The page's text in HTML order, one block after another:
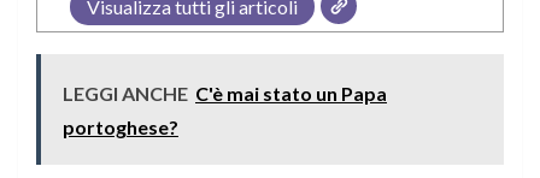
Visualizza tutti gli articoli
LEGGI ANCHE C'è mai stato un Papa
portoghese?